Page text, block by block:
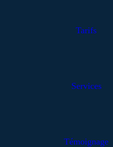
Tarifs
Services
Témoignage